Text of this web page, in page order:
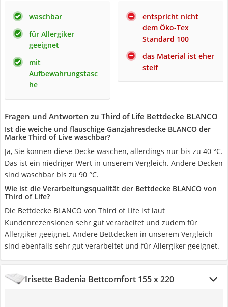
waschbar
für Allergiker
geeignet
mit
Aufbewahrungstasc
he
entspricht nicht
dem Öko-Tex
Standard 100
das Material ist eher
steif
Fragen und Antworten zu Third of Life Bettdecke BLANCO
Ist die weiche und flauschige Ganzjahresdecke BLANCO der
Marke Third of Live waschbar?
Ja, Sie können diese Decke waschen, allerdings nur bis zu 40 °C.
Das ist ein niedriger Wert in unserem Vergleich. Andere Decken
sind waschbar bis zu 90 °C.
Wie ist die Verarbeitungsqualität der Bettdecke BLANCO von
Third of Life?
Die Bettdecke BLANCO von Third of Life ist laut
Kundenrezensionen sehr gut verarbeitet und zudem für
Allergiker geeignet. Andere Bettdecken in unserem Vergleich
sind ebenfalls sehr gut verarbeitet und für Allergiker geeignet.
Irisette Badenia Bettcomfort 155 x 220